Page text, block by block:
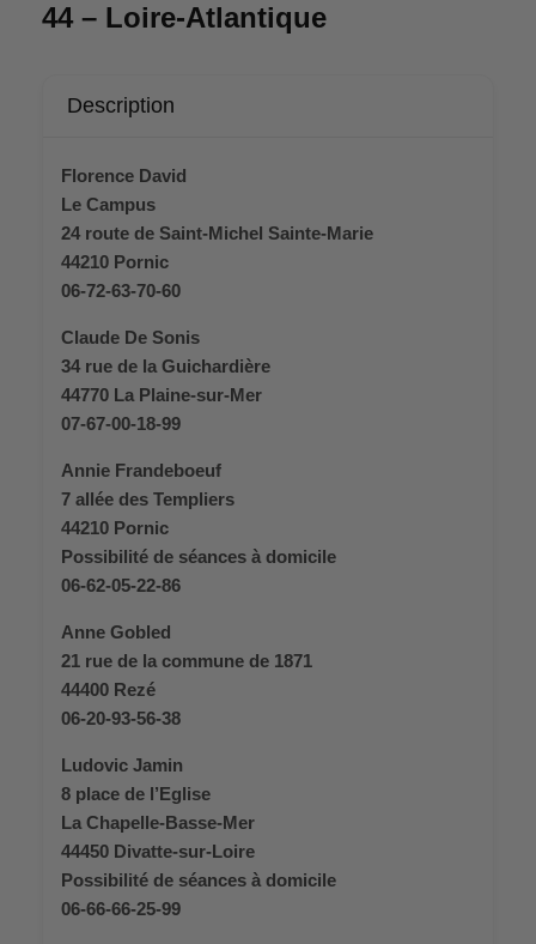
44 – Loire-Atlantique
Description
Florence David
Le Campus
24 route de Saint-Michel Sainte-Marie
44210 Pornic
06-72-63-70-60
Claude De Sonis
34 rue de la Guichardière
44770 La Plaine-sur-Mer
07-67-00-18-99
Annie Frandeboeuf
7 allée des Templiers
44210 Pornic
Possibilité de séances à domicile
06-62-05-22-86
Anne Gobled
21 rue de la commune de 1871
44400 Rezé
06-20-93-56-38
Ludovic Jamin
8 place de l’Eglise
La Chapelle-Basse-Mer
44450 Divatte-sur-Loire
Possibilité de séances à domicile
06-66-66-25-99